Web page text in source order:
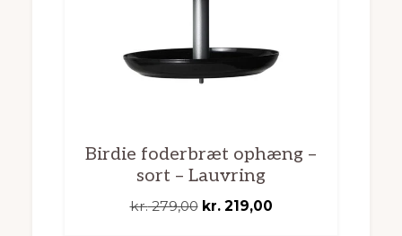
Birdie foderbræt ophæng –
sort – Lauvring
kr.279,00 Den
kr.219,00Den